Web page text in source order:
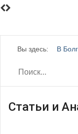
Вы здесь: В
Статьи и